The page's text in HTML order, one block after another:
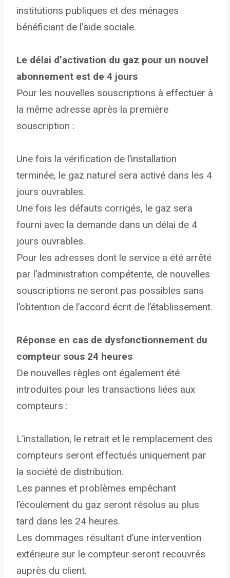
institutions publiques et des ménages
bénéficiant de l’aide sociale.
Le délai d’activation du gaz pour un nouvel
abonnement est de 4 jours
Pour les nouvelles souscriptions à effectuer à
la même adresse après la première
souscription :
Une fois la vérification de l’installation
terminée, le gaz naturel sera activé dans les 4
jours ouvrables.
Une fois les défauts corrigés, le gaz sera
fourni avec la demande dans un délai de 4
jours ouvrables.
Pour les adresses dont le service a été arrêté
par l’administration compétente, de nouvelles
souscriptions ne seront pas possibles sans
l’obtention de l’accord écrit de l’établissement.
Réponse en cas de dysfonctionnement du
compteur sous 24 heures
De nouvelles règles ont également été
introduites pour les transactions liées aux
compteurs :
L’installation, le retrait et le remplacement des
compteurs seront effectués uniquement par
la société de distribution.
Les pannes et problèmes empêchant
l’écoulement du gaz seront résolus au plus
tard dans les 24 heures.
Les dommages résultant d’une intervention
extérieure sur le compteur seront recouvrés
auprès du client.